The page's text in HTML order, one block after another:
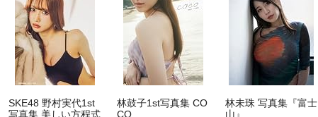
SKE48 野村実代1st
写真集 美しい方程式
林鼓子1st写真集 CO
CO
林未珠 写真集『富士
山』